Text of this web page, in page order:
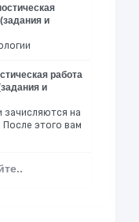
и
работа
и
зачисляются на
этого вам